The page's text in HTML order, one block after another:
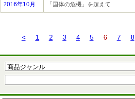
2016年10月 「国体の危機」を超えて
< 1 2 3 4 5 6 7 8